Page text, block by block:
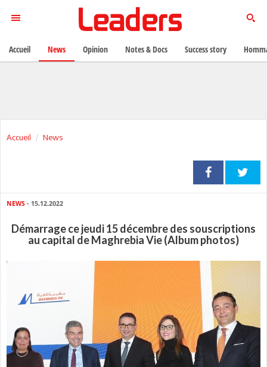
Accueil News
NEWS - 15.12.2022
Démarrage ce jeudi 15 décembre des souscriptions
au capital de Maghrebia Vie (Album photos)
Accueil News Opinion Notes & Docs Success story